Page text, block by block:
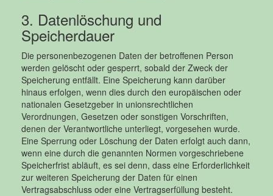
3. Datenlöschung und
Speicherdauer
Die personenbezogenen Daten der betroffenen Person
werden gelöscht oder gesperrt, sobald der Zweck der
Speicherung entfällt. Eine Speicherung kann darüber
hinaus erfolgen, wenn dies durch den europäischen oder
nationalen Gesetzgeber in unionsrechtlichen
Verordnungen, Gesetzen oder sonstigen Vorschriften,
denen der Verantwortliche unterliegt, vorgesehen wurde.
Eine Sperrung oder Löschung der Daten erfolgt auch dann,
wenn eine durch die genannten Normen vorgeschriebene
Speicherfrist abläuft, es sei denn, dass eine Erforderlichkeit
zur weiteren Speicherung der Daten für einen
Vertragsabschluss oder eine Vertragserfüllung besteht.